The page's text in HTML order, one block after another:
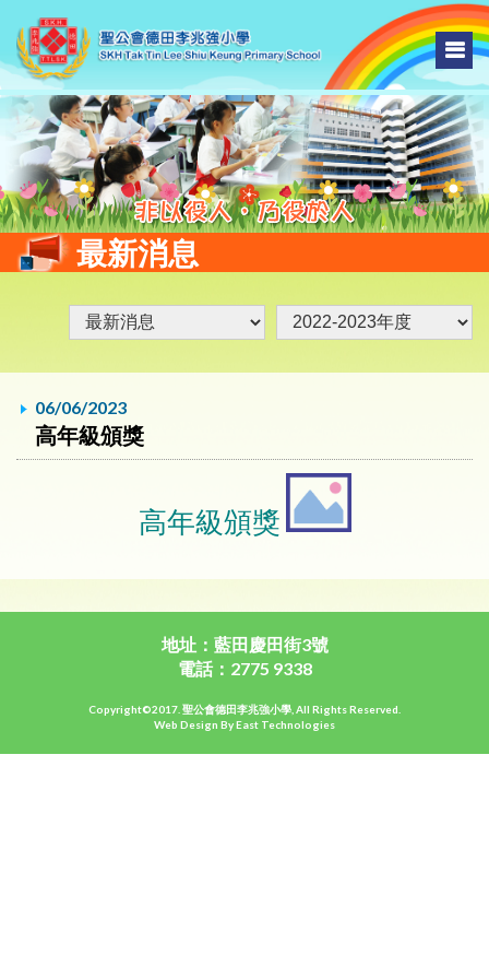
最新消息
06/06/2023
高年級頒獎
高年級頒獎
地址：藍田慶田街3號
電話：2775 9338
Copyright©2017. 聖公會德田李兆強小學, All Rights Reserved.
Web Design By East Technologies